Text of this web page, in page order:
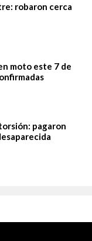
robaron cerca
moto este 7 de
pagaron